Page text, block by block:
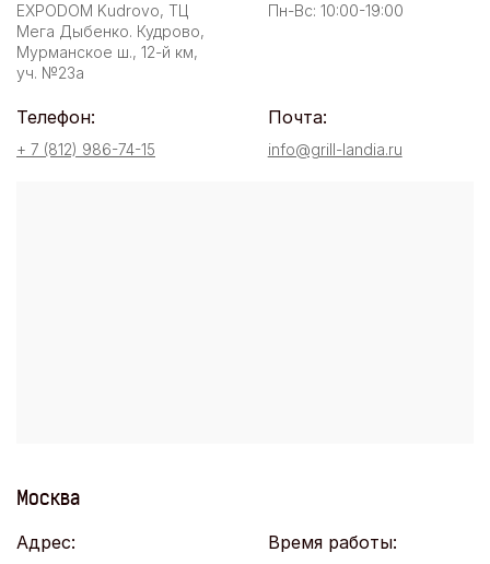
EXPODOM Kudrovo, ТЦ
Мега Дыбенко. Кудрово,
Мурманское ш., 12-й км,
уч. №23а
Пн-Вс: 10:00-19:00
Телефон:
+ 7 (812) 986-74-15
Почта:
info@grill-landia.ru
Москва
Адрес: Время работы: